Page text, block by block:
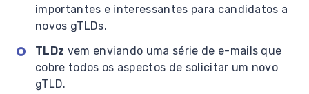
importantes e interessantes para candidatos a
novos gTLDs.
TLDz vem enviando uma série de e-mails que
cobre todos os aspectos de solicitar um novo
gTLD.